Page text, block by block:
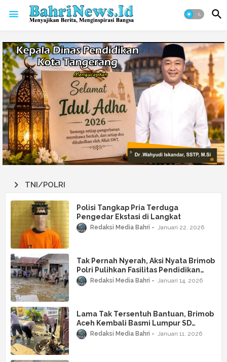
TNI/POLRI
Polisi Tangkap Pria Terduga
Pengedar Ekstasi di Langkat
Redaksi Media Bahri Januari 22, 2026
Tak Pernah Nyerah, Aksi Nyata Brimob
Polri Pulihkan Fasilitas Pendidikan
Pascabencana di Aceh Utara
Redaksi Media Bahri Januari 14, 2026
Lama Tak Tersentuh Bantuan, Brimob
Aceh Kembali Basmi Lumpur SD
Negeri 10 Jambo Aye
Redaksi Media Bahri Januari 11, 2026